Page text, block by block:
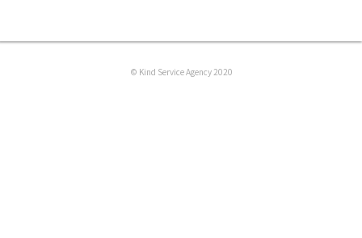
© Kind Service Agency 2020